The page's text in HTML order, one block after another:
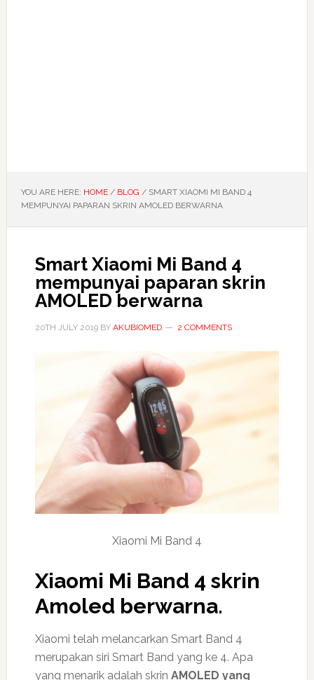
YOU ARE HERE: HOME / BLOG /SMART XIAOMI MI BAND 4
MEMPUNYAI PAPARAN SKRIN AMOLED BERWARNA
Smart Xiaomi Mi Band 4
mempunyai paparan skrin
AMOLED berwarna
20TH JULY 2019BY AKUBIOMED 2 COMMENTS
Xiaomi Mi Band 4
Xiaomi Mi Band 4 skrin
Amoled berwarna.
Xiaomi telah melancarkan Smart Band 4
merupakan siri Smart Band yang ke 4. Apa
yang menarik adalah skrin AMOLED yang